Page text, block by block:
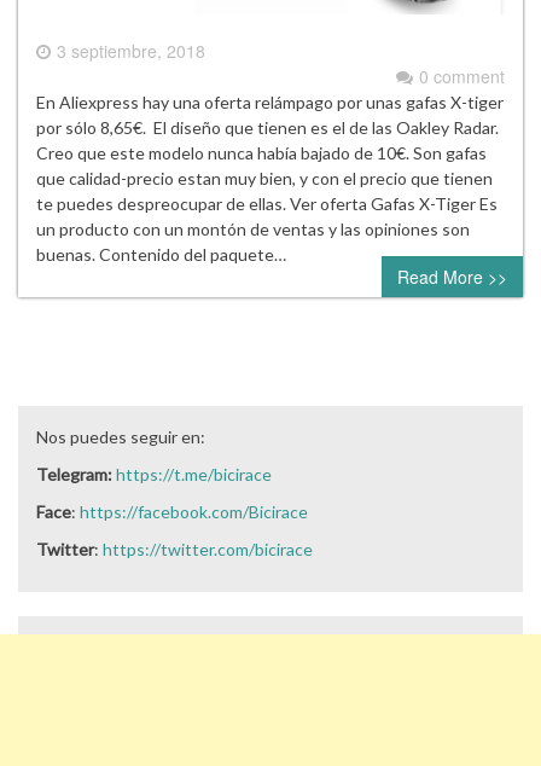
3 septiembre, 2018
0 comment
En Aliexpress hay una oferta relámpago por unas gafas X-tiger
por sólo 8,65€. El diseño que tienen es el de las Oakley Radar.
Creo que este modelo nunca había bajado de 10€. Son gafas
que calidad-precio estan muy bien, y con el precio que tienen
te puedes despreocupar de ellas. Ver oferta Gafas X-Tiger Es
un producto con un montón de ventas y las opiniones son
buenas. Contenido del paquete…
Read More >>
Nos puedes seguir en:
Telegram:https://t.me/bicirace
Face: https://facebook.com/Bicirace
Twitter: https://twitter.com/bicirace